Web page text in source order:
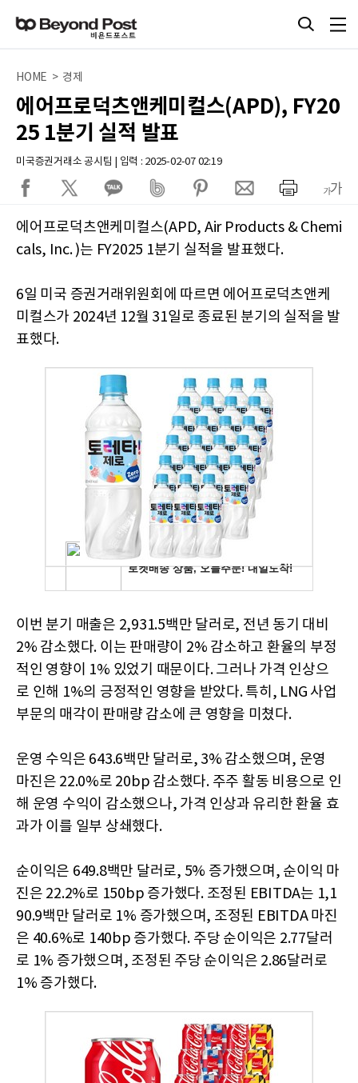
HOME > 경제
에어프로덕츠앤케미컬스(APD), FY20
25 1분기 실적 발표
미국증권거래소 공시팀 | 입력 : 2025-02-07 02:19
에어프로덕츠앤케미컬스(APD, Air Products & Chemi
cals, Inc. )는 FY2025 1분기 실적을 발표했다.
6일 미국 증권거래위원회에 따르면 에어프로덕츠앤케
미컬스가 2024년 12월 31일로 종료된 분기의 실적을 발
표했다.
이번 분기 매출은 2,931.5백만 달러로, 전년 동기 대비
2% 감소했다. 이는 판매량이 2% 감소하고 환율의 부정
적인 영향이 1% 있었기 때문이다. 그러나 가격 인상으
로 인해 1%의 긍정적인 영향을 받았다. 특히, LNG 사업
부문의 매각이 판매량 감소에 큰 영향을 미쳤다.
운영 수익은 643.6백만 달러로, 3% 감소했으며, 운영
마진은 22.0%로 20bp 감소했다. 주주 활동 비용으로 인
해 운영 수익이 감소했으나, 가격 인상과 유리한 환율 효
과가 이를 일부 상쇄했다.
순이익은 649.8백만 달러로, 5% 증가했으며, 순이익 마
진은 22.2%로 150bp 증가했다. 조정된 EBITDA는 1,1
90.9백만 달러로 1% 증가했으며, 조정된 EBITDA 마진
은 40.6%로 140bp 증가했다. 주당 순이익은 2.77달러
로 1% 증가했으며, 조정된 주당 순이익은 2.86달러로
1% 증가했다.